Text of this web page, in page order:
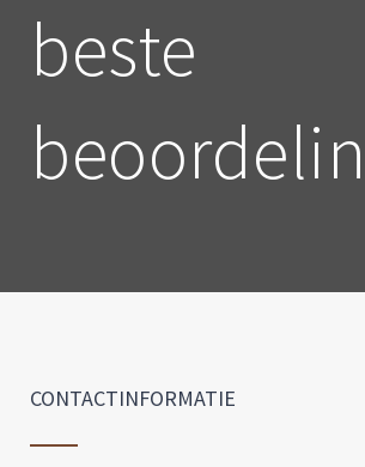
beste
CONTACTINFORMATIE